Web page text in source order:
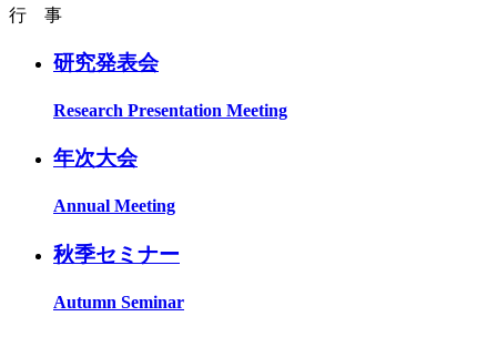
行 事
研究発表会
Research Presentation Meeting
年次大会
Annual Meeting
秋季セミナー
Autumn Seminar